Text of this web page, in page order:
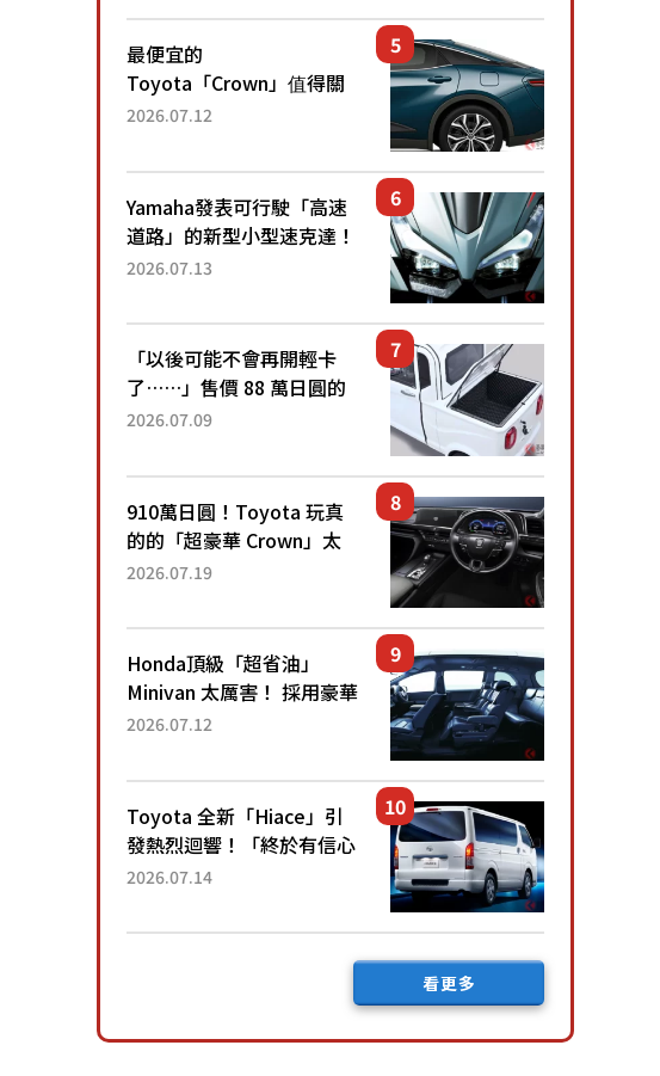
還推出467萬元日圓起的5
人座版...
最便宜的
Toyota「Crown」值得關
注！ 搭載4WD、每公升
眼！ 配備豐富、超越售價
水準，堪稱高CP值代表的
「...
2026.07.12
Yamaha發表可行駛「高速
道路」的新型小型速克達！
搭載能享受超強勁「渦輪
高階「Super Sport」車款
相同的...
2026.07.13
「以後可能不會再開輕卡
了……」售價 88 萬日圓的
「超迷你輕型貨車」引發兩
100 公里！」「免驗車真的
太棒了！...
2026.07.09
910萬日圓！Toyota 玩真
的的「超豪華 Crown」太
厲害了！採用由「匠人技
運動化「底盤設定」！還配
備專屬豪華...
2026.07.19
Honda頂級「超省油」
Minivan 太厲害！ 採用豪華
「真皮座椅」與專屬「黑色
公里，兼具優異節能表現與
舒適「三...
2026.07.12
Toyota 全新「Hiace」引
發熱烈迴響！「終於有信心
下訂了！」「哪個等級交車
後竟然還要等「超過半年」
2026.07.14
看更多